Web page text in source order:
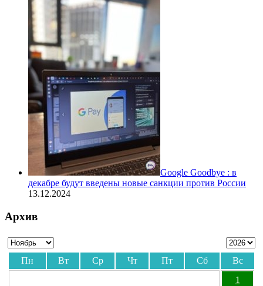
Google Goodbye : в
декабре будут введены новые санкции против России
13.12.2024
Архив
Пн Вт Ср Чт Пт Сб
Вс
1